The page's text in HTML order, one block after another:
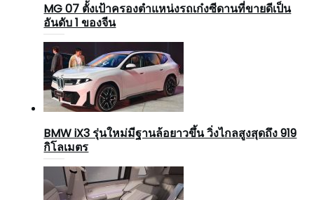
MG 07 ตั้งเป้าครองตำแหน่งรถเก๋งซีดานที่ขายดีเป็น
อันดับ 1 ของจีน
BMW iX3 รุ่นใหม่มีฐานล้อยาวขึ้น วิ่งไกลสูงสุดถึง 919
กิโลเมตร